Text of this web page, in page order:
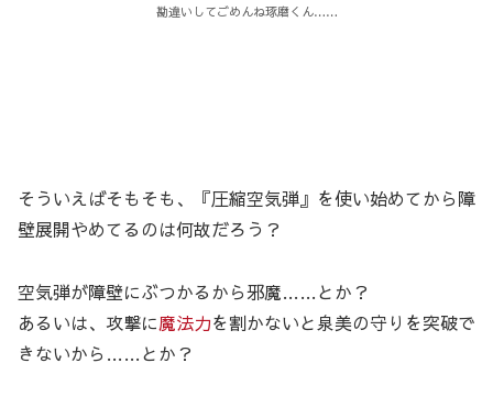
勘違いしてごめんね琢磨くん……
そういえばそもそも、『圧縮空気弾』を使い始めてから障
壁展開やめてるのは何故だろう？
空気弾が障壁にぶつかるから邪魔……とか？
あるいは、攻撃に魔法力を割かないと泉美の守りを突破で
きないから……とか？